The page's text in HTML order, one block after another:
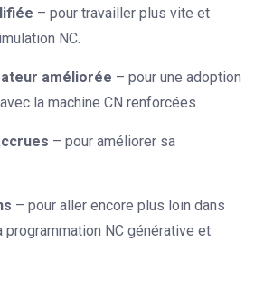
– pour travailler plus vite et
NC.
améliorée – pour une adoption
la machine CN renforcées.
– pour améliorer sa
– pour aller encore plus loin dans
programmation NC générative et